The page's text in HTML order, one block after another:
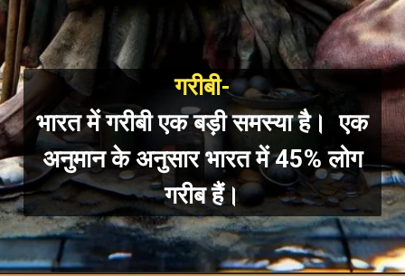
गरीबी-
भारत में गरीबी एक बड़ी समस्याहै। एक
अनुमान के अनुसार भारत में 45% लोग
गरीब हैं।